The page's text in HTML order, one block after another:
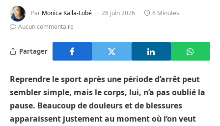
Par Monica Kalla-Lobé 28 juin 2026
6 Minutes
Aucun commentaire
Partager
Reprendre le sport après une période d’arrêt peut
sembler simple, mais le corps, lui, n’a pas oublié la
pause. Beaucoup de douleurs et de blessures
apparaissent justement au moment où l’on veut